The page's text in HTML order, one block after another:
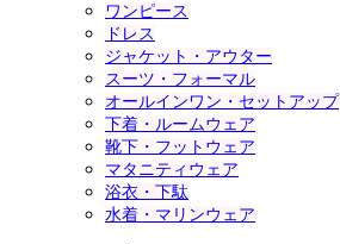
ワンピース
ドレス
ジャケット・アウター
スーツ・フォーマル
オールインワン・セットアップ
下着・ルームウェア
靴下・フットウェア
マタニティウェア
浴衣・下駄
水着・マリンウェア